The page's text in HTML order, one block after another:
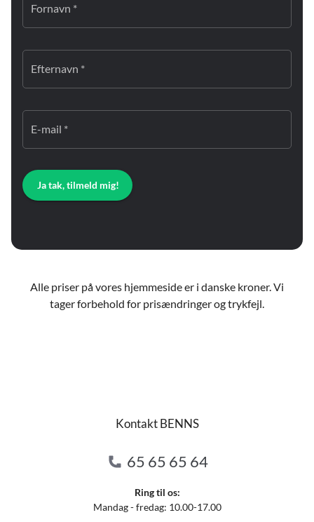
Fornavn *
Efternavn *
E-mail *
Ja tak, tilmeld mig!
Alle priser på vores hjemmeside er i danske kroner. Vi
tager forbehold for prisændringer og trykfejl.
Kontakt BENNS
65 65 65 64
Ring til os:
Mandag - fredag: 10.00-17.00